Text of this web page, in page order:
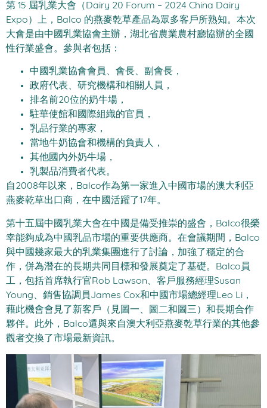
第 15 屆乳業大會（Dairy 20 Forum – 2024 China Dairy
Expo）上，Balco 的燕麥乾草產品為眾多客戶所熟知。本次
大會是由中國乳業協會主辦，湖北省農業農村廳協辦的全國
性行業盛會。參與者包括：
中國乳業協會會員、會長、副會長，
政府代表、研究機構和相關人員，
排名前20位的奶牛場，
駐華使館和國際組織的官員，
乳品行業的專家，
當地牛奶協會和機構的負責人，
其他國內外奶牛場，
乳製品消費者代表。
自2008年以來，Balco作為第一家進入中國市場的澳大利亞
燕麥乾草出口商，在中國活躍了17年。
第十五屆中國乳業大會在中國是備受推崇的盛會，Balco很榮
幸能夠成為中國乳品市場的重要供應商。在會議期間，Balco
與中國幾家最大的乳業集團進行了討論，加強了穩定的合
作，併為潛在的長期共同目標和發展奠定了基礎。Balco員
工，包括首席執行官Rob Lawson、客戶服務經理Susan
Young、銷售協調員James Cox和中國市場總經理Leo Li，
藉此機會會見了新客戶（見圖一、圖二和圖三）和長期合作
夥伴。此外，Balco還與來自澳大利亞燕麥乾草行業的其他參
觀者交換了市場最新資訊。